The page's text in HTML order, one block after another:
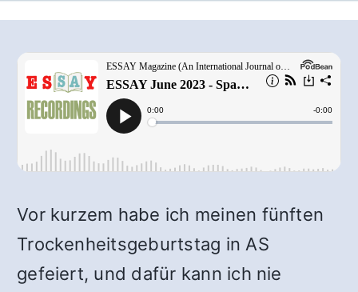
Vor kurzem habe ich meinen fünften
Trockenheitsgeburtstag in AS
gefeiert, und dafür kann ich nie